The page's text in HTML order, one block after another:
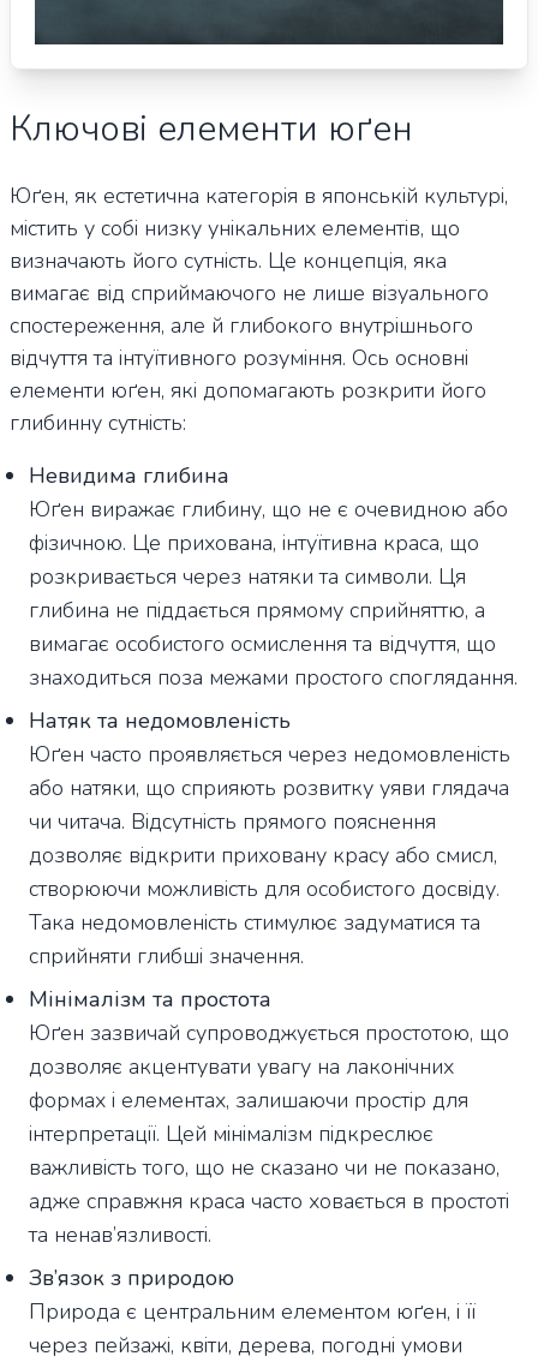
Ключові елементи юґен
Юґен, як естетична категорія в японській культурі,
містить у собі низку унікальних елементів, що
визначають його сутність. Це концепція, яка
вимагає від сприймаючого не лише візуального
спостереження, але й глибокого внутрішнього
відчуття та інтуїтивного розуміння. Ось основні
елементи юґен, які допомагають розкрити його
глибинну сутність:
Невидима глибина
Юґен виражає глибину, що не є очевидною або
фізичною. Це прихована, інтуїтивна краса, що
розкривається через натяки та символи. Ця
глибина не піддається прямому сприйняттю, а
вимагає особистого осмислення та відчуття, що
знаходиться поза межами простого споглядання.
Натяк та недомовленість
Юґен часто проявляється через недомовленість
або натяки, що сприяють розвитку уяви глядача
чи читача. Відсутність прямого пояснення
дозволяє відкрити приховану красу або смисл,
створюючи можливість для особистого досвіду.
Така недомовленість стимулює задуматися та
сприйняти глибші значення.
Мінімалізм та простота
Юґен зазвичай супроводжується простотою, що
дозволяє акцентувати увагу на лаконічних
формах і елементах, залишаючи простір для
інтерпретації. Цей мінімалізм підкреслює
важливість того, що не сказано чи не показано,
адже справжня краса часто ховається в простоті
та ненав’язливості.
Зв’язок з природою
Природа є центральним елементом юґен, і її
через пейзажі, квіти, дерева, погодні умови